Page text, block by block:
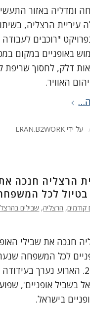
ומדליה באזור
עיריית הרצליה,
"רוכבים
באופניים במקום
דלק, לחסוך שריפת
האוויר.
על ידי ERAN.B2WORK
הרצליה חנכה
בטיול לכל
קודמים, הרצליה, שבילים
חנכה את שבילי
לכל המשפחה
נובמבר 2010. הארוע נערך
בשביל אופניים',
בישראל.